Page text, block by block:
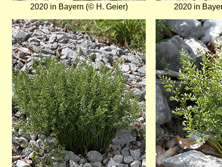
2020 in Bayern (© H. Geier)
2020 in
Bild
Bild